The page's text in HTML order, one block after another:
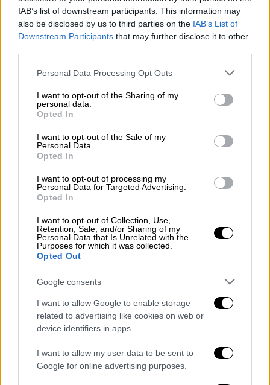
IAB’s list of downstream participants. This information may
also be disclosed by us to third parties on the IAB’s List of
Downstream Participants that may further disclose it to other
Please note that this website/app uses one or more Google
not limited to your visit or usage behaviour. You may click to
grant or deny consent to Google and its third-party tags to
use your data for below specified purposes in below Google
consent section.
Personal Data Processing Opt Outs
I want to opt-out of the Sharing of my
personal data.
Opted In
I want to opt-out of the Sale of my
Personal Data.
Opted In
I want to opt-out of processing my
Personal Data for Targeted Advertising.
Opted In
I want to opt-out of Collection, Use,
Retention, Sale, and/or Sharing of my
Personal Data that Is Unrelated with the
Purposes for which it was collected.
Opted Out
Google consents
I want to allow Google to enable storage
related to advertising like cookies on web or
device identifiers in apps.
I want to allow my user data to be sent to
Google for online advertising purposes.
καταφέρνει να αναδεικνύει την ελληνική
μουσική ταυτότητα σε διεθνές επίπεδο,
συνδυάζοντας παραδοσιακά και βαλκανικά
δείγμα αυτής της καλλιτεχνικής πορείας,
ενισχύοντας τη θέση της ως μία από τις πιο
εξωστρεφείς και καινοτόμες παρουσίες της
σύγχρονης pop σκηνής, με ήχο που ξεπερνά
σύνορα και γλώσσες.
τραγούδικινείται σεσύγχρονους pop
ρυθμούςμε έντονο συναισθηματικό
αποτύπωμα, εξερευνώντας την απώλεια, την
απόσταση και τη δύναμη της προσωπικής
επανεκκίνησης. Μέσα από τις ερμηνείες των
δύο καλλιτέχνιδων, δημιουργείται ένα
πολυπολιτισμικό ηχητικό σύμπαν, όπου οι
αραβικές επιρροές συναντούν σύγχρονες
δυτικές φόρμες και διακριτικά ελληνικά
στοιχεία.